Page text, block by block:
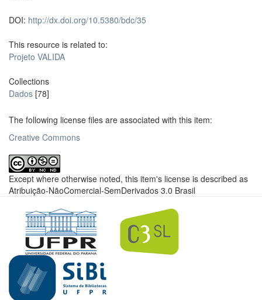
DOI: http://dx.doi.org/10.5380/bdc/35
This resource is related to:
Projeto VALIDA
Collections
Dados [78]
The following license files are associated with this item:
Creative Commons
Except where otherwise noted, this item's license is described as
Atribuição-NãoComercial-SemDerivados 3.0 Brasil